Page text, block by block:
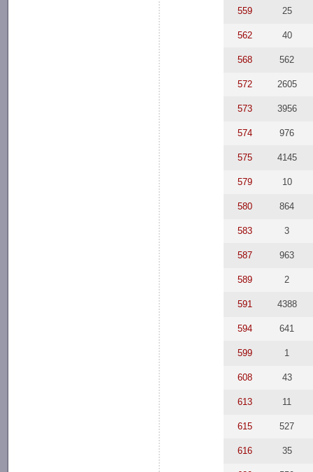
559 25
562 40
568 562
572 2605
573 3956
574 976
575 4145
579 10
580 864
583 3
587 963
589 2
591 4388
594 641
599 1
608 43
613 11
615 527
616 35